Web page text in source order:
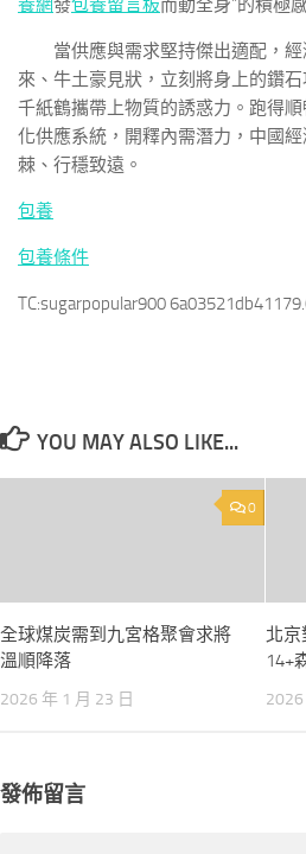
養網發包養留言板而動全身”的積極
當供應與需求堅持傑出適配，
來、牛土豪見狀，立刻將身上的鑽
千紙鶴攜帶上物質的誘惑力。跑得
化供應系統，開釋內需潛力，中國
棘、行穩致遠。
包養
包養條件
TC:sugarpopular900
YOU MAY ALSO LIKE...
0
全球煤炭需到九宮格聚會求將
溫順降落
2026 年 1 月 23 日
北
14+
2026
發佈留言